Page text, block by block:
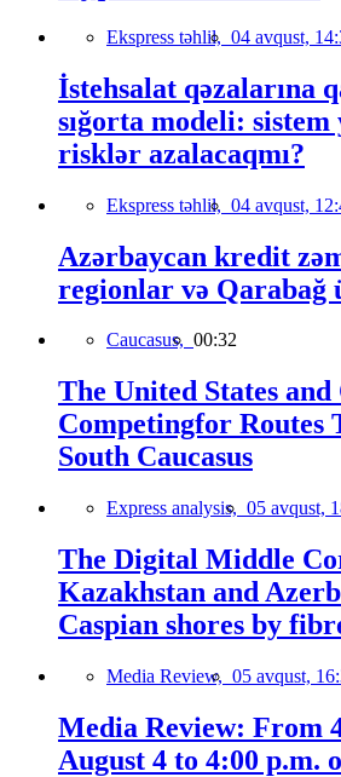
Ekspress təhlil, 04 avqust,
İstehsalat qəzalarına
sığorta modeli:
risklər azalacaqmı?
Ekspress təhlil, 04 avqust,
Azərbaycan kredit
regionlar və Qarabağ
Caucasus, 00:32
The United States
Competingfor Routes
South Caucasus
Express analysis, 05 avqust,
The Digital Middle
Kazakhstan and
Caspian shores by
Media Review, 05 avqust,
Media Review: From
August 4 to 4:00 p.m.